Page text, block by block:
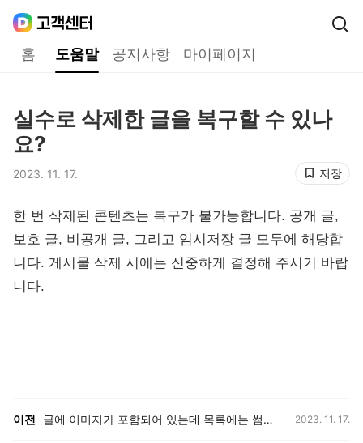
홈 도움말 공지사항 마이페이지
실수로 삭제한 글을 복구할 수 있나
요?
저장
2023. 11. 17.
한 번 삭제된 콘텐츠는 복구가 불가능합니다. 공개 글,
보호 글, 비공개 글, 그리고 임시저장 글 모두에 해당합
니다. 게시물 삭제 시에는 신중하게 결정해 주시기 바랍
니다.
이전 글에 이미지가 포함되어 있는데 목록에는 썸네일이 표시되지 않습니다. 2023. 11. 17.